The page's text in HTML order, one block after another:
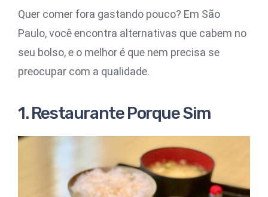
Quer comer fora gastando pouco? Em São
Paulo, você encontra alternativas que cabem no
seu bolso, e o melhor é que nem precisa se
preocupar com a qualidade.
1. Restaurante Porque Sim